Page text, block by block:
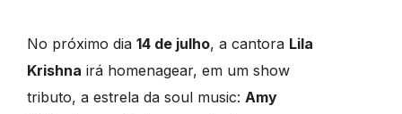
No próximo dia 14 de julho, a cantora Lila
Krishna irá homenagear, em um show
tributo, a estrela da soul music: Amy